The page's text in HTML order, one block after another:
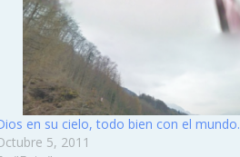
en su cielo, todo bien con el mundo.
5, 2011